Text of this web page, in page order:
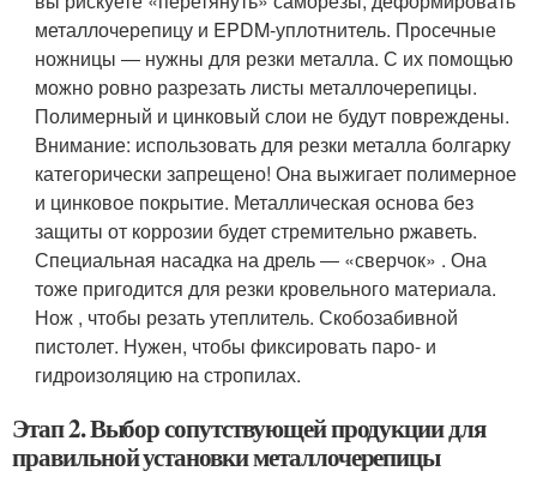
металлочерепицу и EPDM-уплотнитель. Просечные
ножницы ― нужны для резки металла. С их помощью
можно ровно разрезать листы металлочерепицы.
Полимерный и цинковый слои не будут повреждены.
Внимание: использовать для резки металла болгарку
категорически запрещено! Она выжигает полимерное
и цинковое покрытие. Металлическая основа без
защиты от коррозии будет стремительно ржаветь.
Специальная насадка на дрель ― «сверчок» . Она
тоже пригодится для резки кровельного материала.
Нож , чтобы резать утеплитель. Скобозабивной
пистолет. Нужен, чтобы фиксировать паро- и
гидроизоляцию на стропилах.
Этап 2. Выбор сопутствующей продукции для
правильной установки металлочерепицы